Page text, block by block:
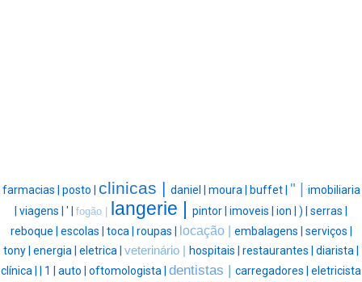
farmacias | posto | clinicas | daniel | moura | buffet | " |
imobiliaria
viagens | ' | fogão | langerie | pintor | imoveis | ion | ) | serras |
reboque | escolas | toca | roupas | locação | embalagens | serviços |
tony | energia | eletrica | veterinário | hospitais | restaurantes | diarista |
clínica |
1 | auto | oftomologista | dentistas | carregadores | eletricista